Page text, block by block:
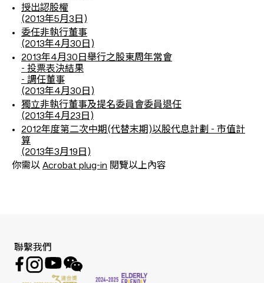
授出認股權
(2013年5月3日)
委任非執行董事
(2013年4月30日)
2013年4月30日舉行之股東周年常會
- 投票表決結果
- 調任董事
(2013年4月30日)
獨立非執行董事及提名委員會委員退任
(2013年4月23日)
2012年度第二次中期(代替末期)以股代息計劃 - 市值計
算
(2013年3月19日)
你需以 Acrobat plug-in 閱覽以上內容
聯繫我們